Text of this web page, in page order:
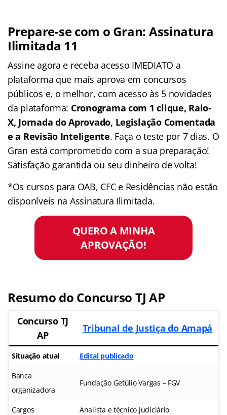
Prepare-se com o Gran: Assinatura
Ilimitada 11
Assine agora e receba acesso IMEDIATO a
plataforma que mais aprova em concursos
públicos e, o melhor, com acesso às 5 novidades
da plataforma: Cronograma com 1 clique, Raio-
X, Jornada do Aprovado, Legislação Comentada
e a Revisão Inteligente. Faça o teste por 7 dias. O
Gran está comprometido com a sua preparação!
Satisfação garantida ou seu dinheiro de volta!
*Os cursos para OAB, CFC e Residências não estão
disponíveis na Assinatura Ilimitada.
QUERO A MINHA
APROVAÇÃO!
Resumo do Concurso TJ AP
Concurso TJ
AP
Tribunal de Justiça do Amapá
Situação atual Edital publicado
Banca
organizadora
Fundação Getúlio Vargas – FGV
Cargos Analista e técnico judiciário